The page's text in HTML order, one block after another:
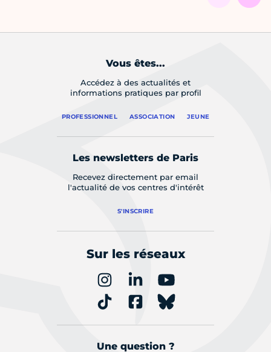
Vous êtes...
Accédez à des actualités et
informations pratiques par profil
PROFESSIONNEL ASSOCIATION JEUNE
Les newsletters de Paris
Recevez directement par email
l'actualité de vos centres d'intérêt
S'INSCRIRE
Sur les réseaux
Une question ?